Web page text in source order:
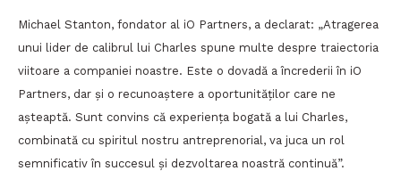
Michael Stanton, fondator al iO Partners, a declarat: „Atragerea
unui lider de calibrul lui Charles spune multe despre traiectoria
viitoare a companiei noastre. Este o dovadă a încrederii în iO
Partners, dar și o recunoaștere a oportunităților care ne
așteaptă. Sunt convins că experiența bogată a lui Charles,
combinată cu spiritul nostru antreprenorial, va juca un rol
semnificativ în succesul și dezvoltarea noastră continuă”.